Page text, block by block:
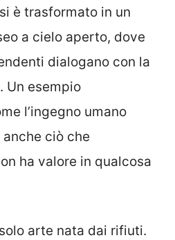
è trasformato in un
a cielo aperto, dove
dialogano con la
Un esempio
l’ingegno umano
ciò che
ha valore in qualcosa
arte nata dai rifiuti.